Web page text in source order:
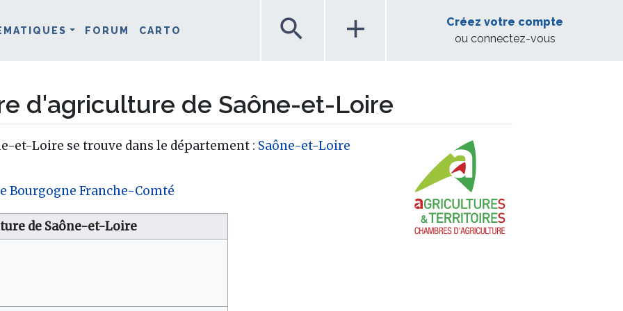
FORUM CARTO search add
Créez votre compte
ou connectez-vous
d'agriculture de Saône-et-Loire
et-Loire se trouve dans le département : Saône-et-Loire
Bourgogne Franche-Comté
de Saône-et-Loire